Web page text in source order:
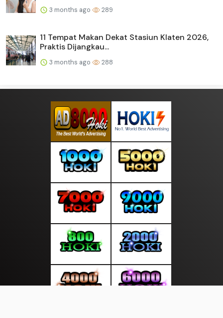
3 months ago 289
11 Tempat Makan Dekat Stasiun Klaten 2026,
Praktis Dijangkau...
3 months ago 288